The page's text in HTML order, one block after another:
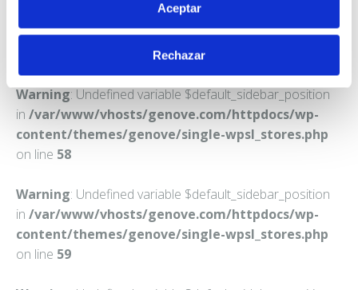
Aceptar
Rechazar
Warning: Undefined variable $default_sidebar_position
in /var/www/vhosts/genove.com/httpdocs/wp-
content/themes/genove/single-wpsl_stores.php
on line 58
Warning: Undefined variable $default_sidebar_position
in /var/www/vhosts/genove.com/httpdocs/wp-
content/themes/genove/single-wpsl_stores.php
on line 59